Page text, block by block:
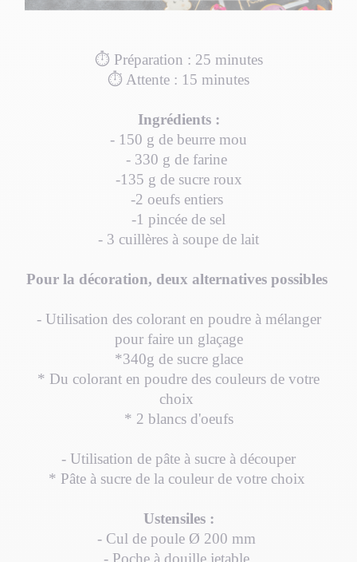
⏱ Préparation : 25 minutes
⏱ Attente : 15 minutes
Ingrédients :
- 150 g de beurre mou
- 330 g de farine
-135 g de sucre roux
-2 oeufs entiers
-1 pincée de sel
- 3 cuillères à soupe de lait
Pour la décoration, deux alternatives possibles
- Utilisation des colorant en poudre à mélanger
pour faire un glaçage
*340g de sucre glace
* Du colorant en poudre des couleurs de votre
choix
* 2 blancs d'oeufs
- Utilisation de pâte à sucre à découper
* Pâte à sucre de la couleur de votre choix
Ustensiles :
- Cul de poule Ø 200 mm
- Poche à douille jetable